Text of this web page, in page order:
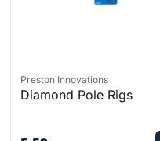
Preston Innovations
Diamond Pole Rigs